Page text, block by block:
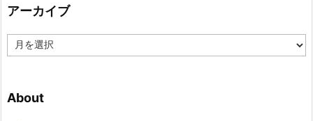
ー
アーカイブ
ー
ブ
About